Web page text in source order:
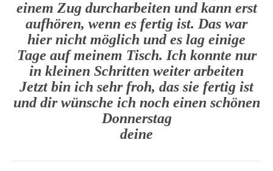
einem Zug durcharbeiten und kann erst
aufhören, wenn es fertig ist. Das war
hier nicht möglich und es lag einige
Tage auf meinem Tisch. Ich konnte nur
in kleinen Schritten weiter arbeiten
Jetzt bin ich sehr froh, das sie fertig ist
und dir wünsche ich noch einen schönen
Donnerstag
deine